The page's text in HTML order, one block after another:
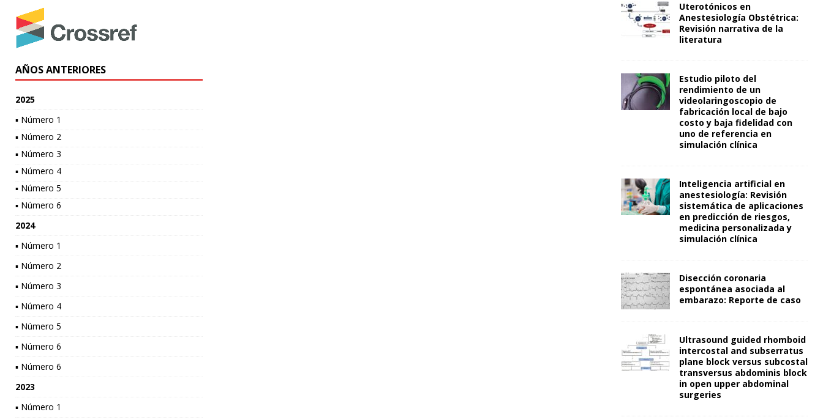
AÑOS ANTERIORES
2025
▪ Número 1
▪ Número 2
▪ Número 3
▪ Número 4
▪ Número 5
▪ Número 6
2024
▪ Número 1
▪ Número 2
▪ Número 3
▪ Número 4
▪ Número 5
▪ Número 6
▪ Número 6
2023
▪ Número 1
Uterotónicos en
Anestesiología Obstétrica:
Revisión narrativa de la
literatura
Estudio piloto del
rendimiento de un
videolaringoscopio de
fabricación local de bajo
costo y baja fidelidad con
uno de referencia en
simulación clínica
Inteligencia artificial en
anestesiología: Revisión
sistemática de aplicaciones
en predicción de riesgos,
medicina personalizada y
simulación clínica
Disección coronaria
espontánea asociada al
embarazo: Reporte de caso
Ultrasound guided rhomboid
intercostal and subserratus
plane block versus subcostal
transversus abdominis block
in open upper abdominal
surgeries